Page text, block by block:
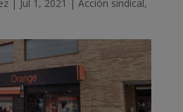
| Jul 1, 2021 | Acción sindical,